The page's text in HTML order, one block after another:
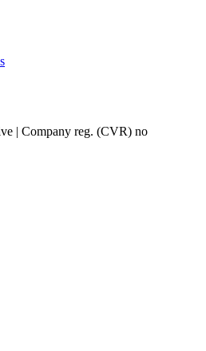
| Company reg. (CVR) no